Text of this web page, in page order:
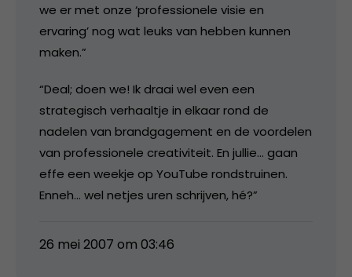
we er met onze ‘professionele visie en
ervaring’ nog wat leuks van hebben kunnen
maken.”
“Deal; doen we! Ik draai wel even een
strategisch verhaaltje in elkaar rond de
nadelen van brandgagement en de voordelen
van professionele creativiteit. En jullie… gaan
effe een weekje op YouTube rondstruinen.
Enneh… wel netjes uren schrijven, hé?”
26 mei 2007 om 03:46